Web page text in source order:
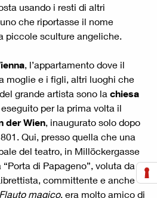
usando i resti di altri
che riportasse il nome
piccole sculture angeliche.
, l’appartamento dove il
moglie e i figli, altri luoghi che
grande artista sono la chiesa
per la prima volta il
der Wien, inaugurato solo dopo
Qui, presso quella che una
del teatro, in Millöckergasse
di Papageno”, voluta da
committente e anche
magico, era molto amico di